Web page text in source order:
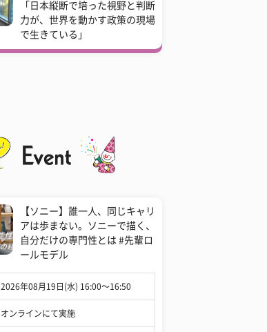
「日本縦断で培った視野と判断
力が、世界を動かす政策の現場
で生きている」
【ソニー】誰一人、同じキャリ
アは歩まない。ソニーで描く、
自分だけの専門性とは #先輩ロ
ールモデル
2026年08月19日(水) 16:00〜16:50
オンラインにて実施